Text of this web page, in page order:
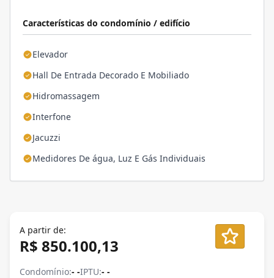
Características do condomínio / edifício
Elevador
Hall De Entrada Decorado E Mobiliado
Hidromassagem
Interfone
Jacuzzi
Medidores De água, Luz E Gás Individuais
A partir de:
R$ 850.100,13
Condomínio:- -IPTU:- -